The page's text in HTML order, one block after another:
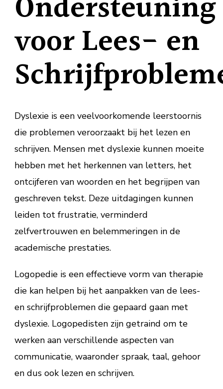
voor Lees- en
Dyslexie is een veelvoorkomende leerstoornis
die problemen veroorzaakt bij het lezen en
schrijven. Mensen met dyslexie kunnen moeite
hebben met het herkennen van letters, het
ontcijferen van woorden en het begrijpen van
geschreven tekst. Deze uitdagingen kunnen
leiden tot frustratie, verminderd
zelfvertrouwen en belemmeringen in de
academische prestaties.
Logopedie is een effectieve vorm van therapie
die kan helpen bij het aanpakken van de lees-
en schrijfproblemen die gepaard gaan met
dyslexie. Logopedisten zijn getraind om te
werken aan verschillende aspecten van
communicatie, waaronder spraak, taal, gehoor
en dus ook lezen en schrijven.